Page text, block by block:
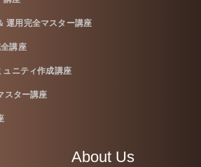
運用完全マスター講座
講座
ュニティ作成講座
スター講座
About Us